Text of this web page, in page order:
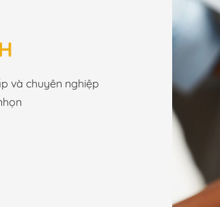
và chuyên nghiệp